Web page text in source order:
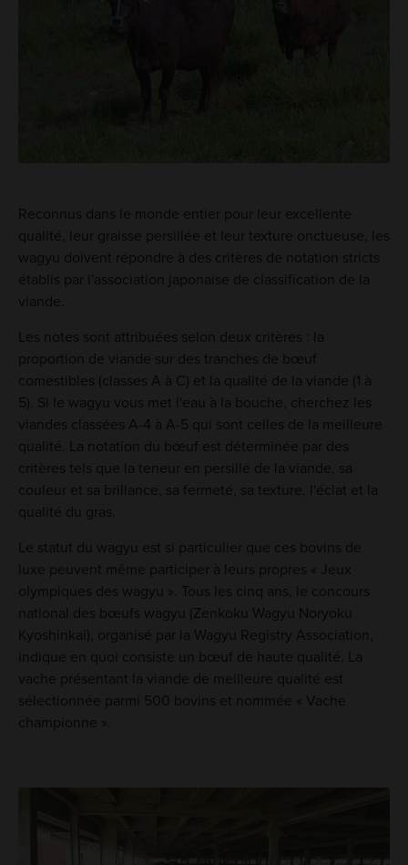
Reconnus dans le monde entier pour leur excellente
qualité, leur graisse persillée et leur texture onctueuse, les
wagyu doivent répondre à des critères de notation stricts
établis par l'association japonaise de classification de la
viande.
Les notes sont attribuées selon deux critères : la
proportion de viande sur des tranches de bœuf
comestibles (classes A à C) et la qualité de la viande (1 à
5). Si le wagyu vous met l'eau à la bouche, cherchez les
viandes classées A-4 à A-5 qui sont celles de la meilleure
qualité. La notation du bœuf est déterminée par des
critères tels que la teneur en persillé de la viande, sa
couleur et sa brillance, sa fermeté, sa texture, l'éclat et la
qualité du gras.
Le statut du wagyu est si particulier que ces bovins de
luxe peuvent même participer à leurs propres « Jeux
olympiques des wagyu ». Tous les cinq ans, le concours
national des bœufs wagyu (Zenkoku Wagyu Noryoku
Kyoshinkai), organisé par la Wagyu Registry Association,
indique en quoi consiste un bœuf de haute qualité. La
vache présentant la viande de meilleure qualité est
sélectionnée parmi 500 bovins et nommée « Vache
championne ».